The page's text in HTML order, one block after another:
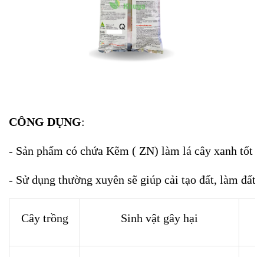
CÔNG DỤNG:
- Sản phẩm có chứa Kẽm ( ZN) làm lá cây xanh tốt
- Sử dụng thường xuyên sẽ giúp cải tạo đất, làm đất
Cây trồng Sinh vật gây hại